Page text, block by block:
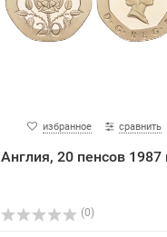
избранное сравнить
Англия, 20 пенсов 1987
(0)